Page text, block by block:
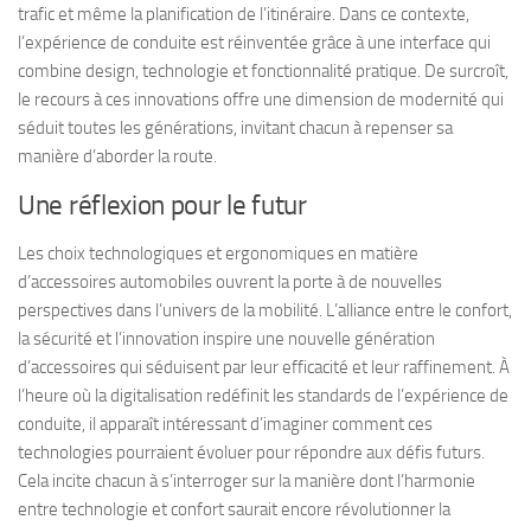
trafic et même la planification de l’itinéraire. Dans ce contexte,
l’expérience de conduite est réinventée grâce à une interface qui
combine design, technologie et fonctionnalité pratique. De surcroît,
le recours à ces innovations offre une dimension de modernité qui
séduit toutes les générations, invitant chacun à repenser sa
manière d’aborder la route.
Une réflexion pour le futur
Les choix technologiques et ergonomiques en matière
d’accessoires automobiles ouvrent la porte à de nouvelles
perspectives dans l’univers de la mobilité. L’alliance entre le confort,
la sécurité et l’innovation inspire une nouvelle génération
d’accessoires qui séduisent par leur efficacité et leur raffinement. À
l’heure où la digitalisation redéfinit les standards de l’expérience de
conduite, il apparaît intéressant d’imaginer comment ces
technologies pourraient évoluer pour répondre aux défis futurs.
Cela incite chacun à s’interroger sur la manière dont l’harmonie
entre technologie et confort saurait encore révolutionner la